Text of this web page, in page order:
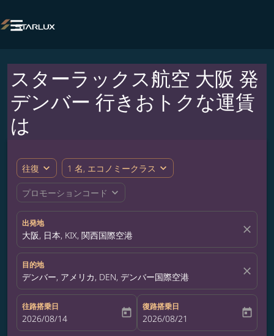

スターラックス航空 大阪 発
デンバー 行きおトクな運賃
は
往復 expand_more 1 名, エコノミークラス expand_more
プロモーションコード expand_more
出発地
大阪, 日本, KIX, 関西国際空港 close
目的地
デンバー, アメリカ, DEN, デンバー国際空港 close
往路搭乗日
fc-booking-departure-date-aria-label
2026/08/14 today
復路搭乗日
fc-booking-return-date-aria-label
2026/08/21 today